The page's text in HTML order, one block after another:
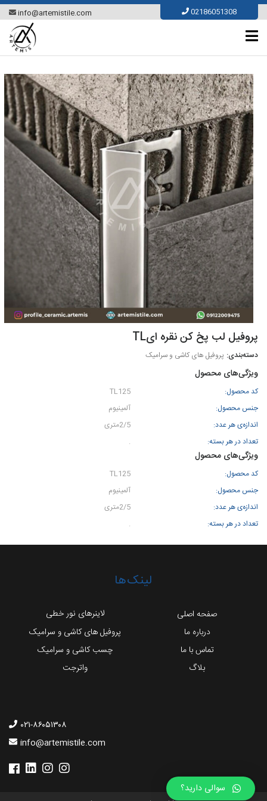
Skip
to
content
info@artemistile.com 02186051308
پروفيل لب پخ كن نقره ایTL
پروفیل های کاشی و سرامیک
ویژگی‌های محصول
کد محصول:
TL125
جنس محصول:
آلمینیوم
اندازه‌ی هر عدد:
2/5متری
تعداد در هر بسته:
.
ویژگی‌های محصول
کد محصول:
TL125
جنس محصول:
آلمینیوم
اندازه‌ی هر عدد:
2/5متری
تعداد در هر بسته:
.
لینک‌ها
صفحه اصلی
لاینرهای نور خطی
درباره ما
پروفیل های کاشی و سرامیک
تماس با ما
چسب کاشی و سرامیک
بلاگ
واترجت
۰۲۱-۸۶۰۵۱۳۰۸
info@artemistile.com
سوالی دارید؟